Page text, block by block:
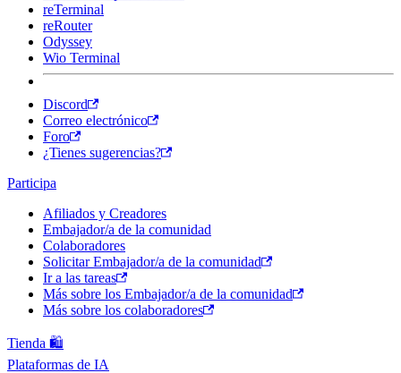
reTerminal
reRouter
Odyssey
Wio Terminal
Discord
Correo electrónico
Foro
¿Tienes sugerencias?
Participa
Afiliados y Creadores
Embajador/a de la comunidad
Colaboradores
Solicitar Embajador/a de la comunidad
Ir a las tareas
Más sobre los Embajador/a de la comunidad
Más sobre los colaboradores
Tienda 🛍️
Plataformas de IA